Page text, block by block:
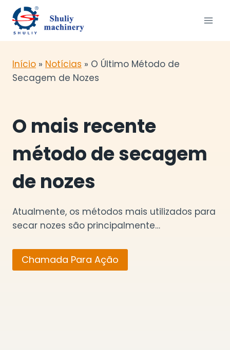
content
Início » Notícias » O Último Método de
Secagem de Nozes
O mais recente
método de secagem
de nozes
Atualmente, os métodos mais utilizados para
secar nozes são principalmente…
Chamada Para Ação